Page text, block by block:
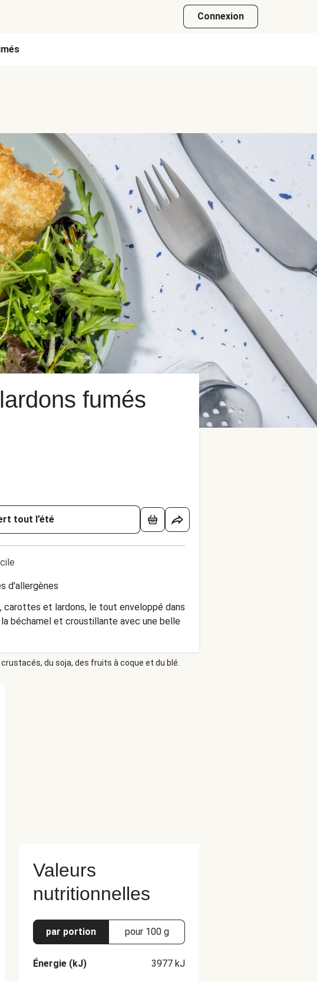
Connexion
fumés
tout l’été
d'allergènes
carottes et lardons, le tout enveloppé dans
béchamel et croustillante avec une belle
du soja, des fruits à coque et du blé.
Valeurs
nutritionnelles
par portion pour 100 g
Énergie (kJ) 3977 kJ